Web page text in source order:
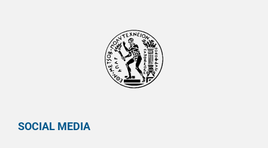
SOCIAL MEDIA